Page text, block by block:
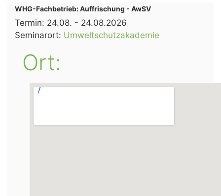
WHG-Fachbetrieb: Auffrischung - AwSV
Termin: 24.08. - 24.08.2026
Seminarort: Umweltschutzakademie
Ort: